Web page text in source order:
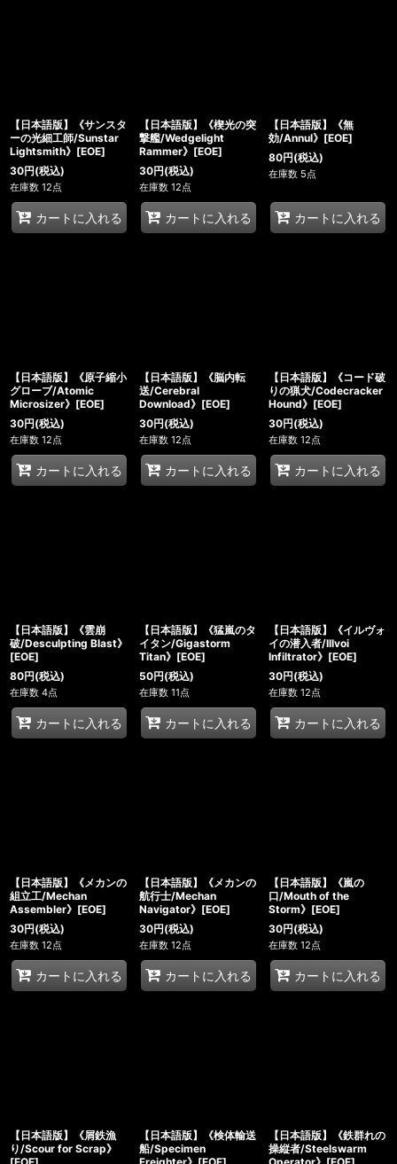
【日本語版】《サンスタ
ーの光細工師/Sunstar
Lightsmith》[EOE]
30円(税込)
在庫数 12点
カートに入れる
【日本語版】《楔光の突
撃艦/Wedgelight
Rammer》[EOE]
30円(税込)
在庫数 12点
カートに入れる
【日本語版】《無
効/Annul》[EOE]
80円(税込)
在庫数 5点
カートに入れる
【日本語版】《原子縮小
グローブ/Atomic
Microsizer》[EOE]
30円(税込)
在庫数 12点
カートに入れる
【日本語版】《脳内転
送/Cerebral
Download》[EOE]
30円(税込)
在庫数 12点
カートに入れる
【日本語版】《コード破
りの猟犬/Codecracker
Hound》[EOE]
30円(税込)
在庫数 12点
カートに入れる
【日本語版】《雲崩
破/Desculpting Blast》
[EOE]
80円(税込)
在庫数 4点
カートに入れる
【日本語版】《猛嵐のタ
イタン/Gigastorm
Titan》[EOE]
50円(税込)
在庫数 11点
カートに入れる
【日本語版】《イルヴォ
イの潜入者/Illvoi
Infiltrator》[EOE]
30円(税込)
在庫数 12点
カートに入れる
【日本語版】《メカンの
組立工/Mechan
Assembler》[EOE]
30円(税込)
在庫数 12点
カートに入れる
【日本語版】《メカンの
航行士/Mechan
Navigator》[EOE]
30円(税込)
在庫数 12点
カートに入れる
【日本語版】《嵐の
口/Mouth of the
Storm》[EOE]
30円(税込)
在庫数 12点
カートに入れる
【日本語版】《屑鉄漁
り/Scour for Scrap》
【日本語版】《検体輸送
船/Specimen
【日本語版】《鉄群れの
操縦者/Steelswarm